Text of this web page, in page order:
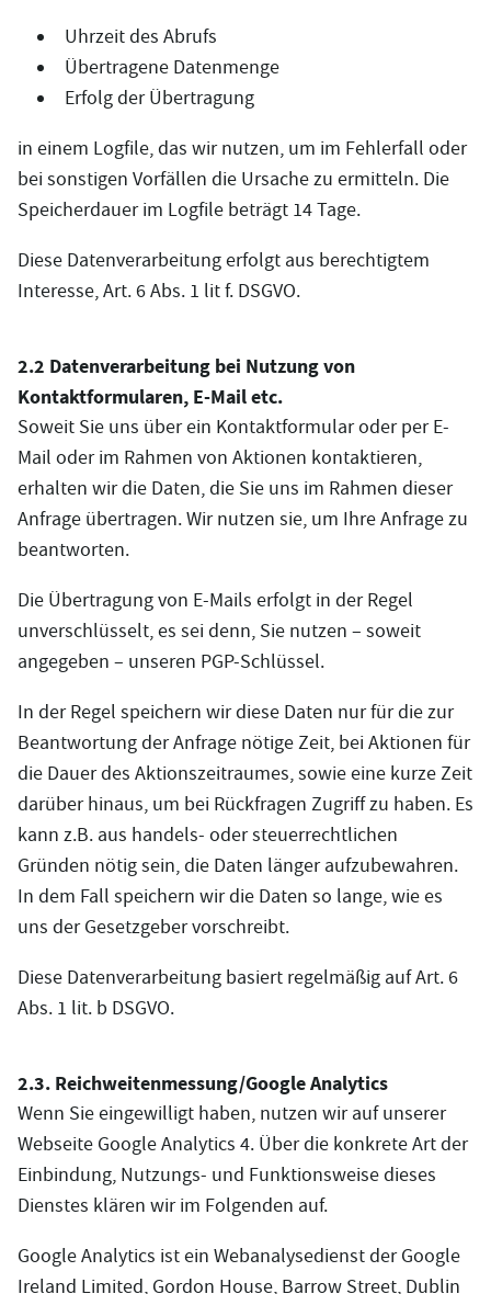
Uhrzeit des Abrufs
Übertragene Datenmenge
Erfolg der Übertragung
in einem Logfile, das wir nutzen, um im Fehlerfall oder
bei sonstigen Vorfällen die Ursache zu ermitteln. Die
Speicherdauer im Logfile beträgt 14 Tage.
Diese Datenverarbeitung erfolgt aus berechtigtem
Interesse, Art. 6 Abs. 1 lit f. DSGVO.
2.2 Datenverarbeitung bei Nutzung von
Kontaktformularen, E-Mail etc.
Soweit Sie uns über ein Kontaktformular oder per E-
Mail oder im Rahmen von Aktionen kontaktieren,
erhalten wir die Daten, die Sie uns im Rahmen dieser
Anfrage übertragen. Wir nutzen sie, um Ihre Anfrage zu
beantworten.
Die Übertragung von E-Mails erfolgt in der Regel
unverschlüsselt, es sei denn, Sie nutzen – soweit
angegeben – unseren PGP-Schlüssel.
In der Regel speichern wir diese Daten nur für die zur
Beantwortung der Anfrage nötige Zeit, bei Aktionen für
die Dauer des Aktionszeitraumes, sowie eine kurze Zeit
darüber hinaus, um bei Rückfragen Zugriff zu haben. Es
kann z.B. aus handels- oder steuerrechtlichen
Gründen nötig sein, die Daten länger aufzubewahren.
In dem Fall speichern wir die Daten so lange, wie es
uns der Gesetzgeber vorschreibt.
Diese Datenverarbeitung basiert regelmäßig auf Art. 6
Abs. 1 lit. b DSGVO.
2.3. Reichweitenmessung/Google Analytics
Wenn Sie eingewilligt haben, nutzen wir auf unserer
Webseite Google Analytics 4. Über die konkrete Art der
Einbindung, Nutzungs- und Funktionsweise dieses
Dienstes klären wir im Folgenden auf.
Google Analytics ist ein Webanalysedienst der Google
Ireland Limited, Gordon House, Barrow Street, Dublin